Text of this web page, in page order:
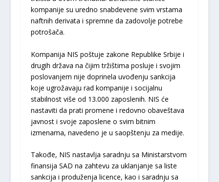
kompanije su uredno snabdevene svim vrstama
naftnih derivata i spremne da zadovolјe potrebe
potrošača.
Kompanija NIS poštuje zakone Republike Srbije i
drugih država na čijim tržištima posluje i svojim
poslovanjem nije doprinela uvođenju sankcija
koje ugrožavaju rad kompanije i socijalnu
stabilnost više od 13.000 zaposlenih. NIS će
nastaviti da prati promene i redovno obaveštava
javnost i svoje zaposlene o svim bitnim
izmenama, navedeno je u saopštenju za medije.
Takođe, NIS nastavlјa saradnju sa Ministarstvom
finansija SAD na zahtevu za uklanjanje sa liste
sankcija i produženja licence, kao i saradnju sa